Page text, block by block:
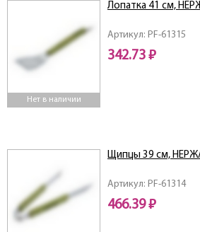
Нет в наличии
Артикул: PF-61315
Лопатка 41 см,
342.73 ₽
Артикул: PF-61314
Щипцы 39 см,
466.39 ₽